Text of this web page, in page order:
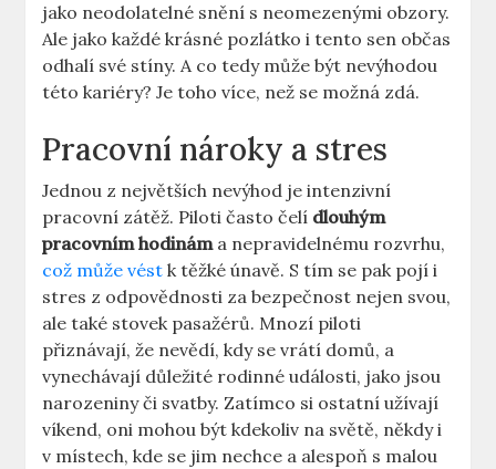
jako neodolatelné snění⁣ s neomezenými obzory.
Ale jako každé krásné pozlátko i tento sen občas
odhalí své stíny. ⁤A co ⁢tedy může‌ být ​nevýhodou
této kariéry? Je toho ⁣více, ⁣než se možná zdá.
Pracovní nároky a stres
Jednou z největších nevýhod je ⁤intenzivní
pracovní zátěž.‌ Piloti často ⁤čelí dlouhým
pracovním hodináma nepravidelnému rozvrhu,
což může ⁤vést k ​těžké únavě. S tím se​ pak pojí i
⁣stres z odpovědnosti za bezpečnost ‍nejen ‌svou,
ale také stovek pasažérů. ⁢Mnozí ⁤piloti​
přiznávají, že⁢ nevědí, kdy se ‌vrátí⁤ domů, a
vynechávají důležité rodinné události,⁣ jako ​jsou
⁣narozeniny ⁤či ⁤svatby. Zatímco si ostatní užívají
víkend, oni mohou být kdekoliv na⁤ světě,⁢ někdy‌ i
v místech, kde se⁢ jim nechce a alespoň⁢ s malou